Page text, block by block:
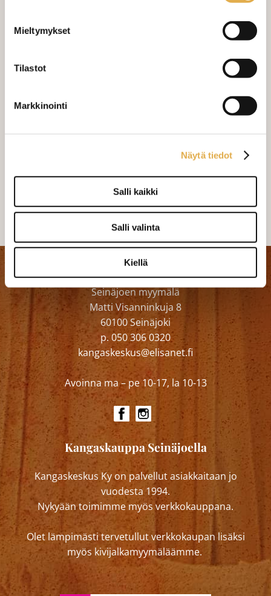
Mieltymykset
Tilastot
Markkinointi
Näytä tiedot
Salli kaikki
Salli valinta
Kiellä
Varastossa (9.0 m)
Rana Ruskea
Kangaskeskus Ky
Seinäjoen myymälä
Matti Visanninkuja 8
60100 Seinäjoki
p. 050 306 0320
kangaskeskus@elisanet.fi
Avoinna ma – pe 10-17, la 10-13
Kangaskauppa Seinäjoella
Kangaskeskus Ky on palvellut asiakkaitaan jo
vuodesta 1994.
Nykyään toimimme myös verkkokauppana.
Olet lämpimästi tervetullut verkkokaupan lisäksi
myös kivijalkamyymäläämme.